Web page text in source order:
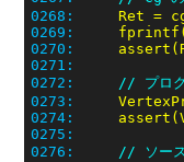
0268:
Ret =
0269:
0270:
0271:
0272:
// プログ
0273:
0274:
0275:
0276:
// ソー